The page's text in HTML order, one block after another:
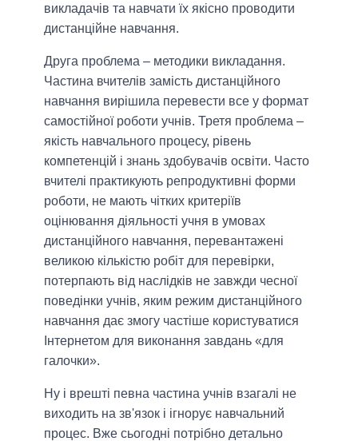
викладачів та навчати їх якісно проводити
дистанційне навчання.
Друга проблема – методики викладання.
Частина вчителів замість дистанційного
навчання вирішила перевести все у формат
самостійної роботи учнів. Третя проблема –
якість навчального процесу, рівень
компетенцій і знань здобувачів освіти. Часто
вчителі практикують репродуктивні форми
роботи, не мають чітких критеріїв
оцінювання діяльності учня в умовах
дистанційного навчання, перевантажені
великою кількістю робіт для перевірки,
потерпають від наслідків не завжди чесної
поведінки учнів, яким режим дистанційного
навчання дає змогу частіше користуватися
Інтернетом для виконання завдань «для
галочки».
Ну і врешті певна частина учнів взагалі не
виходить на зв'язок і ігнорує навчальний
процес. Вже сьогодні потрібно детально